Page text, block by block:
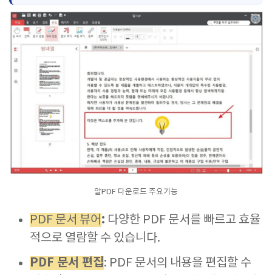
알PDF 다운로드 주요기능
PDF 문서 뷰어: 다양한 PDF 문서를 빠르고 효율
적으로 열람할 수 있습니다.
PDF 문서 편집: PDF 문서의 내용을 편집할 수